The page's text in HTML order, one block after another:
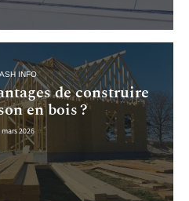
INFO
de construire
en bois ?
mars 2026